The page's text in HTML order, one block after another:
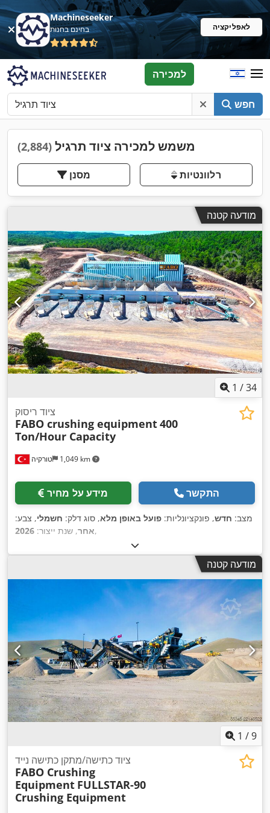
Machineseeker
בחינם בחנות לאפליקציה
חפש
למכירה
משמש למכירה ציוד תרגיל (2,884)
מסנן רלוונטיות
מודעה קטנה
1 /34
טורקיה 1,049 km
ציוד ריסוק
FABO crushing equipment400
Ton/Hour Capacity
מידע על מחיר התקשר
מצב: חדש, פונקציונליות: פועל באופן מלא, סוג דלק: חשמלי, צבע:
אחר, שנת ייצור: 2026 ,
מודעה קטנה
1 /9
ציוד כתישה/מתקן כתישה נייד
FABO Crushing
Equipment FULLSTAR-90
Crushing Equipment